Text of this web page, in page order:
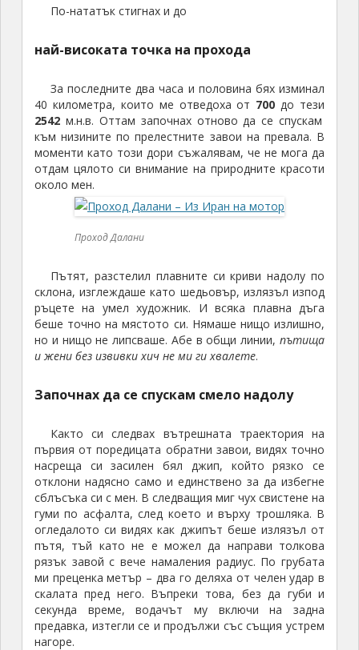
По-нататък стигнах и до
най-високата точка на прохода
За последните два часа и половина бях изминал
40 километра, които ме отведоха от 700 до тези
2542м.н.в. Оттам започнах отново да се спускам
към низините по прелестните завои на превала. В
моменти като този дори съжалявам, че не мога да
отдам цялото си внимание на природните красоти
около мен.
Проход Далани
Пътят, разстелил плавните си криви надолу по
склона, изглеждаше като шедьовър, излязъл изпод
ръцете на умел художник. И всяка плавна дъга
беше точно на мястото си. Нямаше нищо излишно,
но и нищо не липсваше. Абе в общи линии,пътища
и жени без извивки хич не ми ги хвалете.
Започнах да се спускам смело надолу
Както си следвах вътрешната траектория на
първия от поредицата обратни завои, видях точно
насреща си засилен бял джип, който рязко се
отклони надясно само и единствено за да избегне
сблъсъка си с мен. В следващия миг чух свистене на
гуми по асфалта, след което и върху трошляка. В
огледалото си видях как джипът беше излязъл от
пътя, тъй като не е можел да направи толкова
рязък завой с вече намаления радиус. По грубата
ми преценка метър – два го деляха от челен удар в
скалата пред него. Въпреки това, без да губи и
секунда време, водачът му включи на задна
предавка, изтегли се и продължи със същия устрем
нагоре.